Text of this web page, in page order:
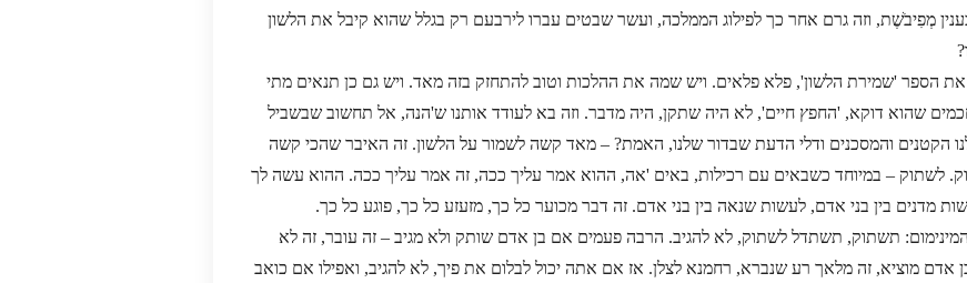
מְפִיבֹשֶׁת, וזה גרם אחר כך לפילוג הממלכה, ועשר שבטים עברו לירבעם רק בגלל שהוא קיבל את הלשון
הספר 'שמירת הלשון', פלא פלאים. ויש שמה את ההלכות וטוב להתחזק בזה מאד. ויש גם כן תנאים מתי
שהוא דוקא, 'החפץ חיים', לא היה שתקן, היה מדבר. וזה בא לעודד אותנו ש'הנה, אל תחשוב שבשביל
הקטנים והמסכנים ודלי הדעת שבדור שלנו, האמת? – מאד קשה לשמור על הלשון. זה האיבר שהכי קשה
לשתוק – במיוחד כשבאים עם רכילות, באים 'אה, ההוא אמר עליך ככה, זה אמר עליך ככה. ההוא עשה לך
מדנים בין בני אדם, לעשות שנאה בין בני אדם. זה דבר מכוער כל כך, מזעזע כל כך, פוגע כל כך.
תשתוק, תשתדל לשתוק, לא להגיב. הרבה פעמים אם בן אדם שותק ולא מגיב – זה עובר, זה לא
מוציא, זה מלאך רע שנברא, רחמנא לצלן. אז אם אתה יכול לבלום את פיך, לא להגיב, ואפילו אם כואב